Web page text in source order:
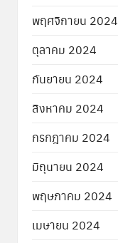
พฤศจิกายน 2024
ตุลาคม 2024
กันยายน 2024
สิงหาคม 2024
กรกฎาคม 2024
มิถุนายน 2024
พฤษภาคม 2024
เมษายน 2024